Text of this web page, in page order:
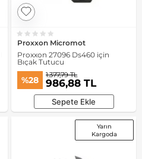
Proxxon Micromot
Proxxon 27096 Ds460 için
Bıçak Tutucu
%28 1.377,79 TL
986,88 TL
Sepete Ekle
Yarın
Kargoda